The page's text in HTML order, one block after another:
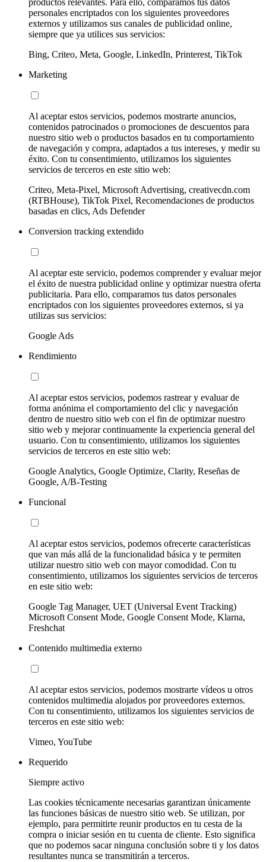
productos relevantes. Para ello, comparamos tus datos
personales encriptados con los siguientes proveedores
externos y utilizamos sus canales de publicidad online,
siempre que ya utilices sus servicios:
Bing, Criteo, Meta, Google, LinkedIn, Printerest, TikTok
Marketing
Al aceptar estos servicios, podemos mostrarte anuncios,
contenidos patrocinados o promociones de descuentos para
nuestro sitio web o productos basados en tu comportamiento
de navegación y compra, adaptados a tus intereses, y medir su
éxito. Con tu consentimiento, utilizamos los siguientes
servicios de terceros en este sitio web:
Criteo, Meta-Pixel, Microsoft Advertising, creativecdn.com
(RTBHouse), TikTok Pixel, Recomendaciones de productos
basadas en clics, Ads Defender
Conversion tracking extendido
Al aceptar este servicio, podemos comprender y evaluar mejor
el éxito de nuestra publicidad online y optimizar nuestra oferta
publicitaria. Para ello, comparamos tus datos personales
encriptados con los siguientes proveedores externos, si ya
utilizas sus servicios:
Google Ads
Rendimiento
Al aceptar estos servicios, podemos rastrear y evaluar de
forma anónima el comportamiento del clic y navegación
dentro de nuestro sitio web con el fin de optimizar nuestro
sitio web y mejorar continuamente la experiencia general del
usuario. Con tu consentimiento, utilizamos los siguientes
servicios de terceros en este sitio web:
Google Analytics, Google Optimize, Clarity, Reseñas de
Google, A/B-Testing
Funcional
Al aceptar estos servicios, podemos ofrecerte características
que van más allá de la funcionalidad básica y te permiten
utilizar nuestro sitio web con mayor comodidad. Con tu
consentimiento, utilizamos los siguientes servicios de terceros
en este sitio web:
Google Tag Manager, UET (Universal Event Tracking)
Microsoft Consent Mode, Google Consent Mode, Klarna,
Freshchat
Contenido multimedia externo
Al aceptar estos servicios, podemos mostrarte vídeos u otros
contenidos multimedia alojados por proveedores externos.
Con tu consentimiento, utilizamos los siguientes servicios de
terceros en este sitio web:
Vimeo, YouTube
Requerido
Siempre activo
Las cookies técnicamente necesarias garantizan únicamente
las funciones básicas de nuestro sitio web. Se utilizan, por
ejemplo, para permitirte reunir productos en tu cesta de la
compra o iniciar sesión en tu cuenta de cliente. Esto significa
que no podemos sacar ninguna conclusión sobre ti y los datos
resultantes nunca se transmitirán a terceros.